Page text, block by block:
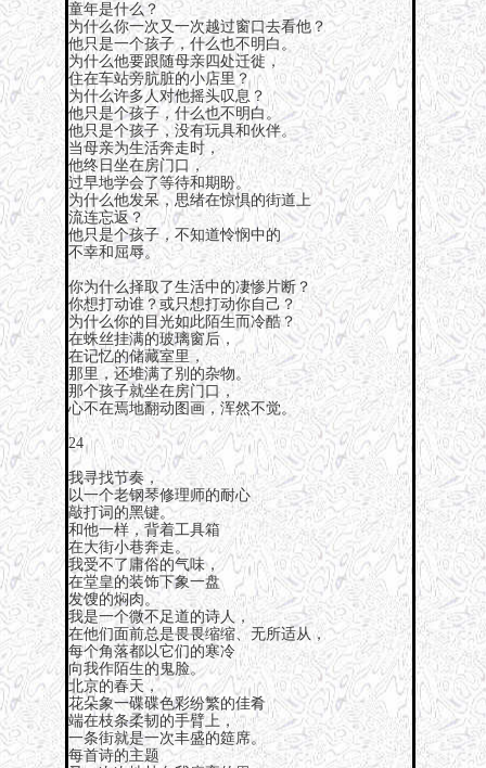
童年是什么？
为什么你一次又一次越过窗口去看他？
他只是一个孩子，什么也不明白。
为什么他要跟随母亲四处迁徙，
住在车站旁肮脏的小店里？
为什么许多人对他摇头叹息？
他只是个孩子，什么也不明白。
他只是个孩子，没有玩具和伙伴。
当母亲为生活奔走时，
他终日坐在房门口，
过早地学会了等待和期盼。
为什么他发呆，思绪在惊惧的街道上
流连忘返？
他只是个孩子，不知道怜悯中的
不幸和屈辱。
你为什么择取了生活中的凄惨片断？
你想打动谁？或只想打动你自己？
为什么你的目光如此陌生而冷酷？
在蛛丝挂满的玻璃窗后，
在记忆的储藏室里，
那里，还堆满了别的杂物。
那个孩子就坐在房门口，
心不在焉地翻动图画，浑然不觉。
24
我寻找节奏，
以一个老钢琴修理师的耐心
敲打词的黑键。
和他一样，背着工具箱
在大街小巷奔走。
我受不了庸俗的气味，
在堂皇的装饰下象一盘
发馊的焖肉。
我是一个微不足道的诗人，
在他们面前总是畏畏缩缩、无所适从，
每个角落都以它们的寒冷
向我作陌生的鬼脸。
北京的春天，
花朵象一碟碟色彩纷繁的佳肴
端在枝条柔韧的手臂上，
一条街就是一次丰盛的筵席。
每首诗的主题